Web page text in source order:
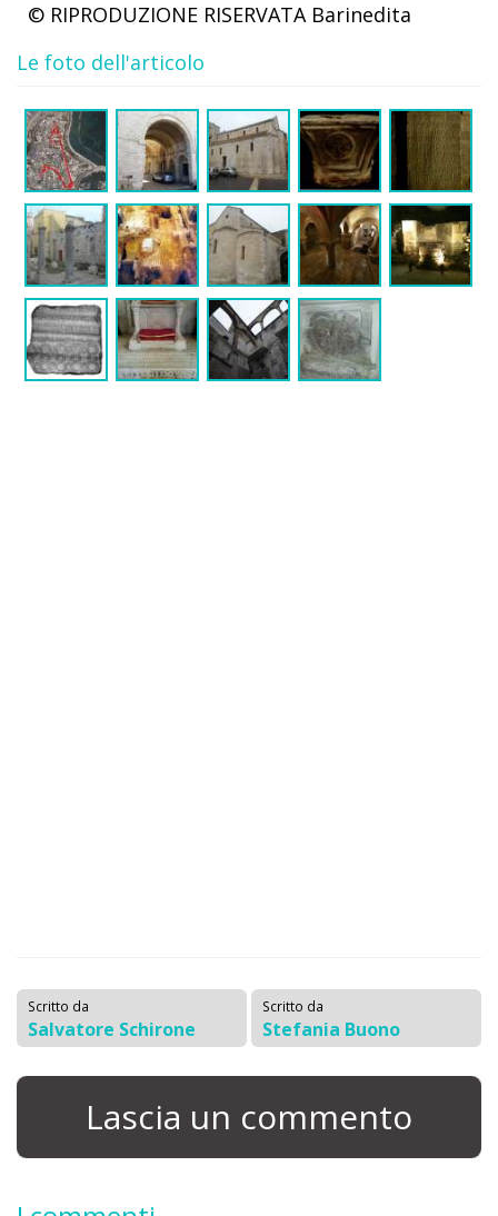
© RIPRODUZIONE RISERVATA Barinedita
Le foto dell'articolo
Scritto da
Salvatore Schirone
Scritto da
Stefania Buono
Lascia un commento